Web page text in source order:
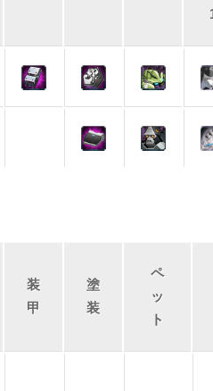
装
甲
塗
装
ペ
ッ
ト